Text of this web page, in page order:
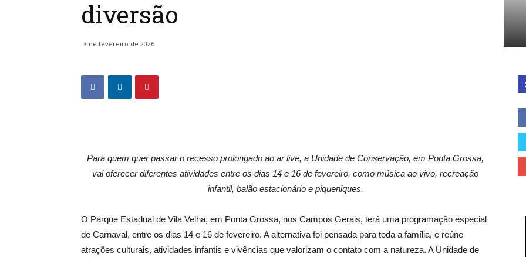
diversão
3 de fevereiro de 2026
Para quem quer passar o recesso prolongado ao ar live, a Unidade de Conservação, em Ponta Grossa,
vai oferecer diferentes atividades entre os dias 14 e 16 de fevereiro, como música ao vivo, recreação
infantil, balão estacionário e piqueniques.
O Parque Estadual de Vila Velha, em Ponta Grossa, nos Campos Gerais, terá uma programação especial
de Carnaval, entre os dias 14 e 16 de fevereiro. A alternativa foi pensada para toda a família, e reúne
atrações culturais, atividades infantis e vivências que valorizam o contato com a natureza. A Unidade de